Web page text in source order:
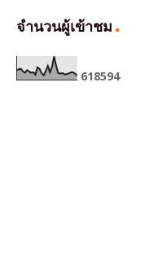
จำนวนผู้เข้าชม
618594